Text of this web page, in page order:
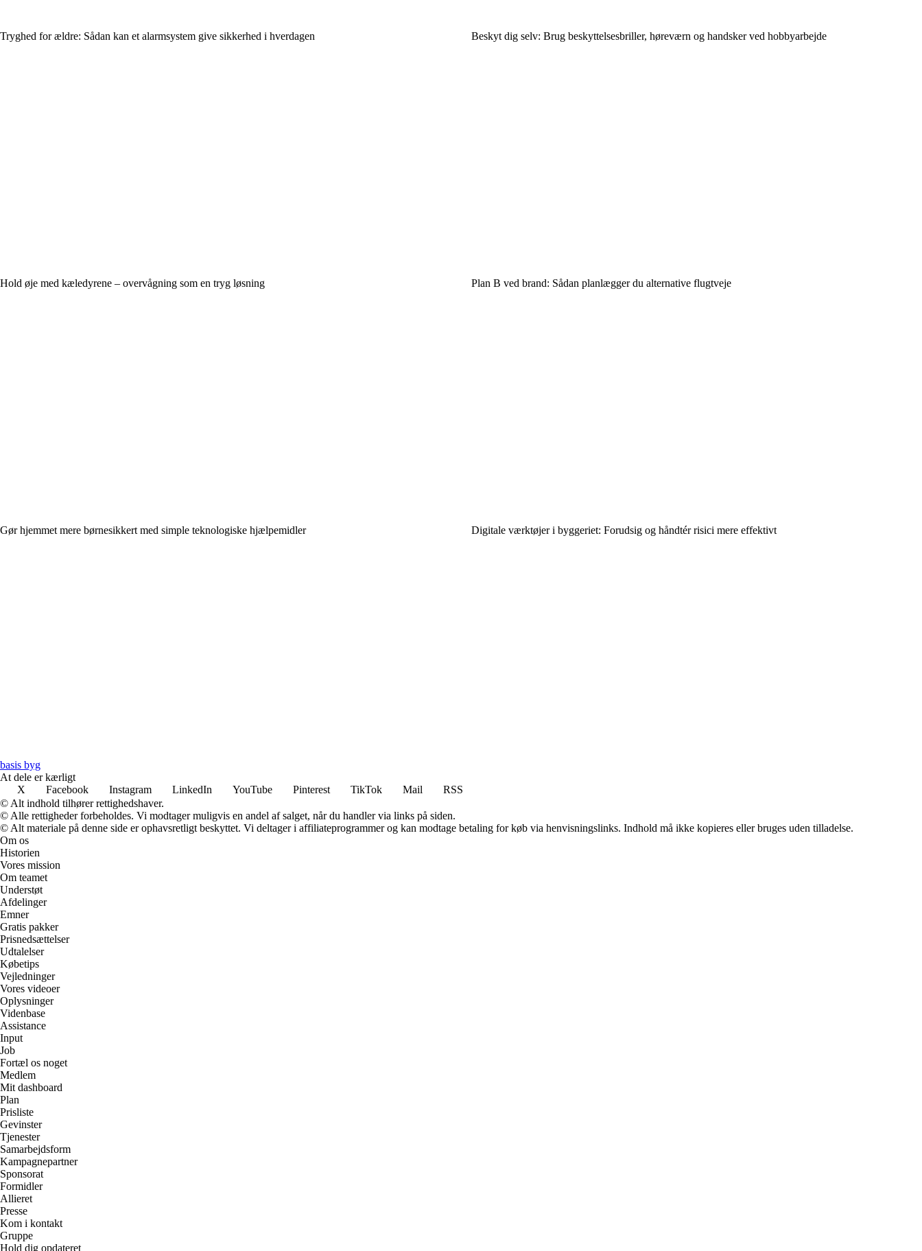
Tryghed for ældre: Sådan kan et alarmsystem give sikkerhed i hverdagen Beskyt dig selv: Brug beskyttelsesbriller, høreværn og handsker ved hobbyarbejde
Hold øje med kæledyrene – overvågning som en tryg løsning Plan B ved brand: Sådan planlægger du alternative flugtveje
Gør hjemmet mere børnesikkert med simple teknologiske hjælpemidler Digitale værktøjer i byggeriet: Forudsig og håndtér risici mere effektivt
basis byg
At dele er kærligt
X
Facebook Instagram LinkedIn YouTube Pinterest TikTok Mail
RSS
© Alt indhold tilhører rettighedshaver.
© Alle rettigheder forbeholdes. Vi modtager muligvis en andel af salget, når du handler via links på siden.
© Alt materiale på denne side er ophavsretligt beskyttet. Vi deltager i affiliateprogrammer og kan modtage betaling for køb via henvisningslinks. Indhold må ikke kopieres eller bruges uden tilladelse.
Om os
Historien
Vores mission
Om teamet
Understøt
Afdelinger
Emner
Gratis pakker
Prisnedsættelser
Udtalelser
Købetips
Vejledninger
Vores videoer
Oplysninger
Videnbase
Assistance
Input
Job
Fortæl os noget
Medlem
Mit dashboard
Plan
Prisliste
Gevinster
Tjenester
Samarbejdsform
Kampagnepartner
Sponsorat
Formidler
Allieret
Presse
Kom i kontakt
Gruppe
Hold dig opdateret